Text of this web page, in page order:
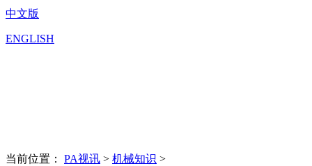
中文版
ENGLISH
当前位置： PA视讯 > 机械知识 >